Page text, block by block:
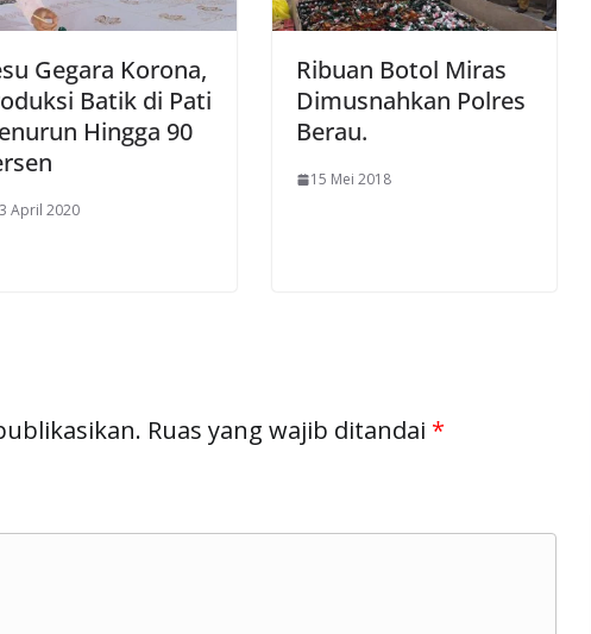
Gegara Korona,
Batik di Pati
Hingga 90
April 2020
Ribuan Botol Miras
Dimusnahkan Polres
Berau.
15 Mei 2018
Ruas yang wajib ditandai *